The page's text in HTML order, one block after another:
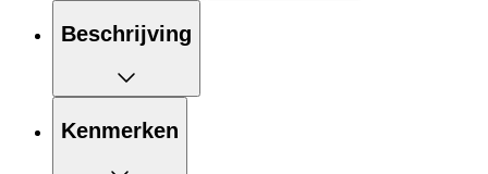
Beschrijving
Kenmerken